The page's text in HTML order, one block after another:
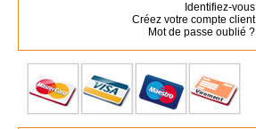
Identifiez-vous
Créez votre compte client
Mot de passe oublié ?